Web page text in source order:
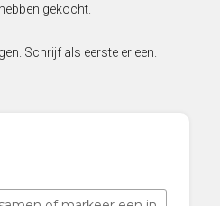
gekocht.
Schrijf als eerste er een.